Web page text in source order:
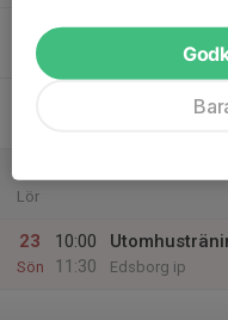
Tor
Lör
23
Sön
10:00
11:30
Edsborg ip